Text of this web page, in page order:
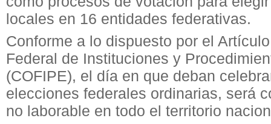
locales en 16 entidades federativas.
Conforme a lo dispuesto por el
Federal de Instituciones y
(COFIPE), el día en que deban
elecciones federales ordinarias, será
no laborable en todo el territorio